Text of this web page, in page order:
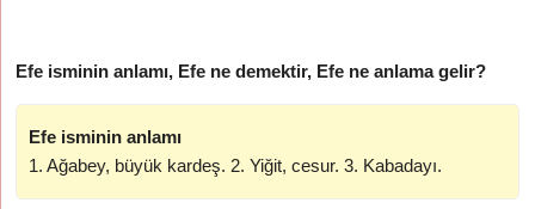
Efe isminin anlamı, Efe ne demektir, Efe ne anlama gelir?
Efe isminin anlamı
1. Ağabey, büyük kardeş. 2. Yiğit, cesur. 3. Kabadayı.